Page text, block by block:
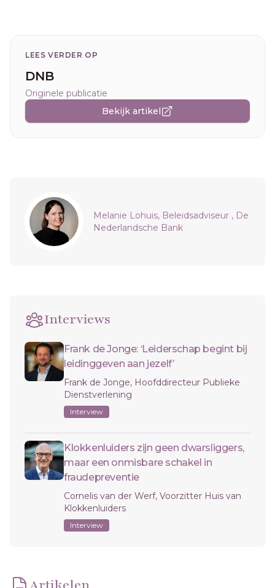
LEES VERDER OP
DNB
Originele publicatie
Bekijk artikel
Sidebar
Melanie Lohuis, Beleidsadviseur , De
Nederlandsche Bank
Interviews
Frank de Jonge: ‘Leiderschap begint bij
leidinggeven aan jezelf’
Frank de Jonge, Hoofddirecteur Publieke
Dienstverlening
Interview
Klokkenluiders zijn geen dwarsliggers,
maar een onmisbare schakel in
fraudepreventie
Cornelis van der Werf, Voorzitter Huis van
Klokkenluiders
Interview